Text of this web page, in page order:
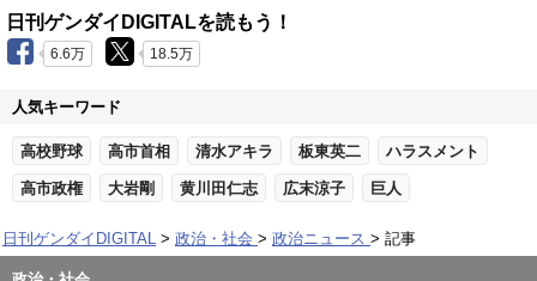
日刊ゲンダイDIGITALを読もう！
6.6万 18.5万
人気キーワード
高校野球 高市首相 清水アキラ 板東英二 ハラスメント
高市政権 大岩剛 黄川田仁志 広末涼子 巨人
日刊ゲンダイDIGITAL 政治・社会 政治ニュース 記事